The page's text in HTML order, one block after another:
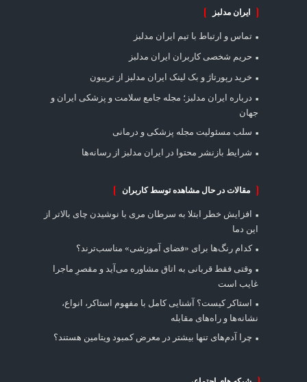
ایران مدلبز
تماس و ارتباط با تیم ایران مدلبز
حریم شخصی کاربران ایران مدلبز
خرید رپورتاژ و بک لینک ایران مدلبز از تریبون
درباره ایران مدلبز؛ مجله جامع سلامت و پزشکی ایران و
جهان
سلب مسئولیت مجله پزشکی و درمانی
شرایط بازنشر محتوا در ایران مدلبز از رسانه‌ها
مقالات در حال مشاهده توسط کاربران
افزایش خطر ابتلا به سرطان مری با نوشیدن چای بالاتر از
این دما
کدام رنگ‌ها برای «فضای آموزشی» مناسب‌ترند؟
وقتی فقط قربانی به اتاق مشاوره می‌آید و مقصرِ ماجرا
غایب است
استاکر کیست؟ آشنایی کامل با مفهوم استاکر، انواع،
نشانه‌ها و راه‌های مقابله
چرا آدم‌های تنها بیشتر در معرض کمبود ویتامین هستند؟